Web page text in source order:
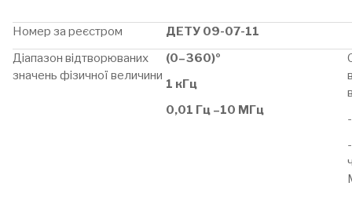
Номер за реєстром
ДЕТУ 09-07-11
Діапазон відтворюваних
значень фізичної величини
(0–360)º
1 кГц
0,01 Гц –10 МГц